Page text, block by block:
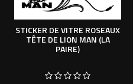
STICKER DE VITRE ROSEAUX
TÊTE DE LION MAN (LA
PAIRE)